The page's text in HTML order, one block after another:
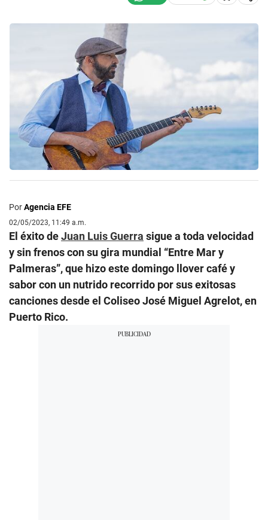
PorAgencia EFE
02/05/2023, 11:49 a.m.
El éxito deJuan Luis Guerra sigue a toda velocidad
y sin frenos con su gira mundial “Entre Mar y
Palmeras”, que hizo este domingo llover café y
sabor con un nutrido recorrido por sus exitosas
canciones desde el Coliseo José Miguel Agrelot, en
Puerto Rico.